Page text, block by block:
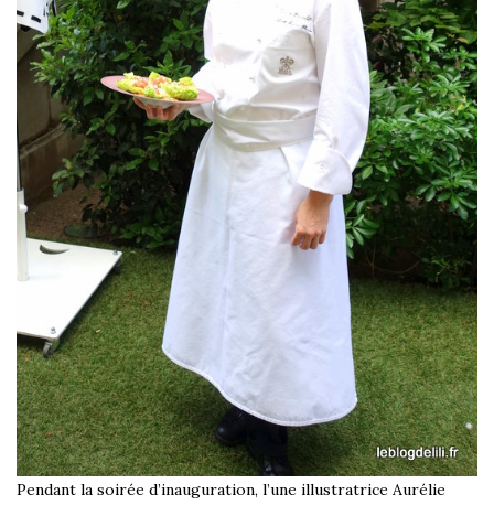
Pendant la soirée d’inauguration, l’une illustratrice Aurélie